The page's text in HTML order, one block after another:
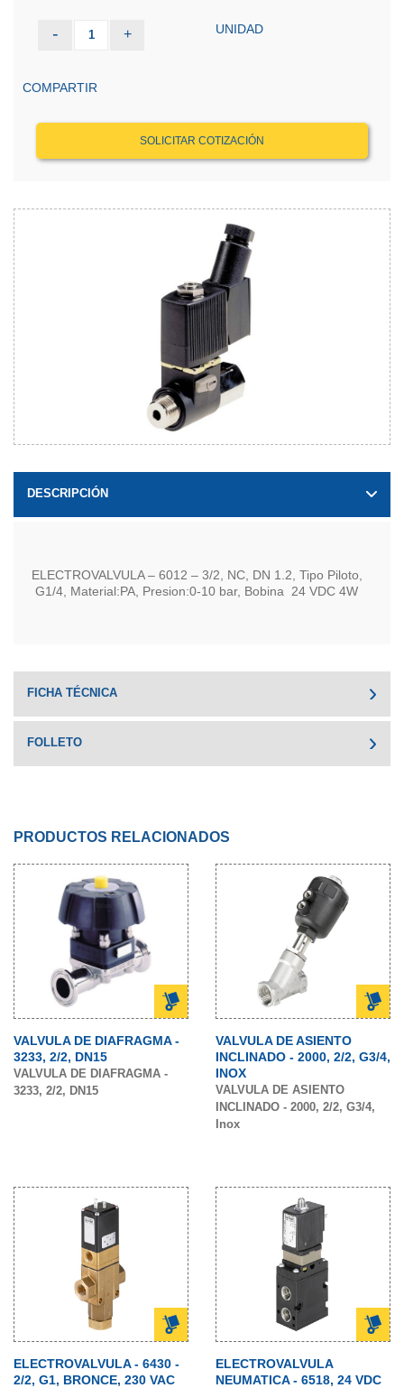
- 1 + UNIDAD
COMPARTIR
SOLICITAR COTIZACIÓN
DESCRIPCIÓN
ELECTROVALVULA – 6012 – 3/2, NC, DN 1.2, Tipo Piloto,
G1/4, Material:PA, Presion:0-10 bar, Bobina 24 VDC 4W
FICHA TÉCNICA
FOLLETO
PRODUCTOS RELACIONADOS
VALVULA DE DIAFRAGMA -
3233, 2/2, DN15
VALVULA DE DIAFRAGMA -
3233, 2/2, DN15
VALVULA DE ASIENTO
INCLINADO - 2000, 2/2, G3/4,
INOX
VALVULA DE ASIENTO
INCLINADO - 2000, 2/2, G3/4,
Inox
ELECTROVALVULA - 6430 -
2/2, G1, BRONCE, 230 VAC
ELECTROVALVULA
NEUMATICA - 6518, 24 VDC